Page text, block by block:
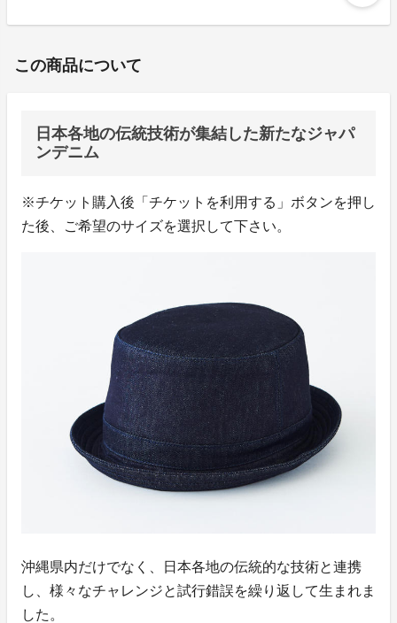
この商品について
日本各地の伝統技術が集結した新たなジャパ
ンデニム
※チケット購入後「チケットを利用する」ボタンを押し
た後、ご希望のサイズを選択して下さい。
沖縄県内だけでなく、日本各地の伝統的な技術と連携
し、様々なチャレンジと試行錯誤を繰り返して生まれま
した。